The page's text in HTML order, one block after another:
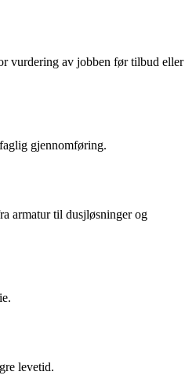
vurdering av jobben før tilbud eller
gjennomføring.
armatur til dusjløsninger og
levetid.